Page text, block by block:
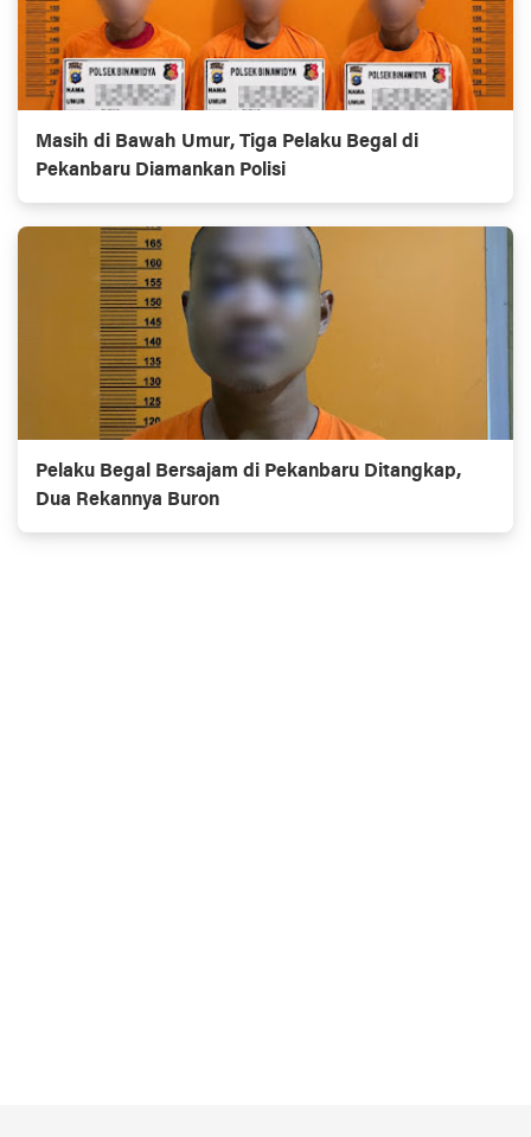
Masih di Bawah Umur, Tiga Pelaku Begal di
Pekanbaru Diamankan Polisi
Pelaku Begal Bersajam di Pekanbaru Ditangkap,
Dua Rekannya Buron